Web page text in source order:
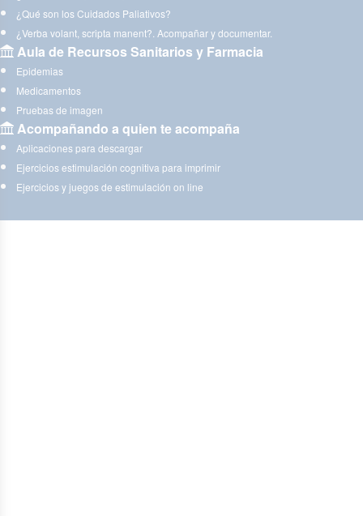
¿Qué son los Cuidados Paliativos?
¿Verba volant, scripta manent?. Acompañar y documentar.
Aula de Recursos Sanitarios y Farmacia
Epidemias
Medicamentos
Pruebas de imagen
Acompañando a quien te acompaña
Aplicaciones para descargar
Ejercicios estimulación cognitiva para imprimir
Ejercicios y juegos de estimulación on line